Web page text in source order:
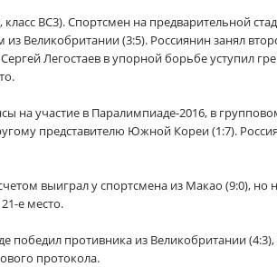
BC3). Спортсмен на предварительной
Великобритании (3:5). Россиянин занял
Легостаев в упорной борьбе уступил
на участие в Паралимпиаде-2016, в
представителю Южной Кореи (1:7).
выиграл у спортсмена из Макао (9:0), но
е место.
победил противника из Великобритании
протокола.